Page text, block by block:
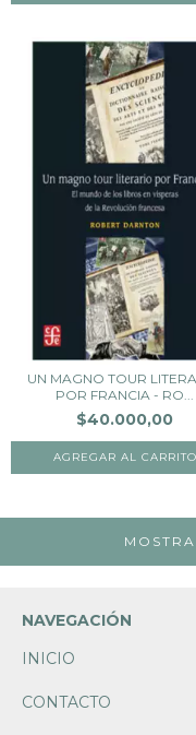
UN MAGNO TOUR
POR FRANCIA - RO...
$40.000,00
NAVEGACIÓN
INICIO
CONTACTO